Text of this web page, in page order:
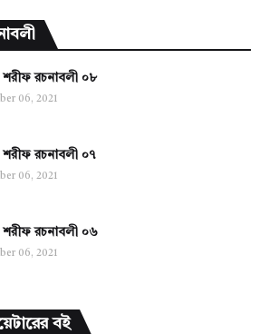
রচনাবলী ০৮
06, 2021
রচনাবলী ০৭
06, 2021
রচনাবলী ০৬
06, 2021
বই